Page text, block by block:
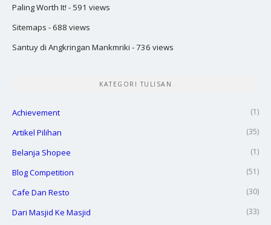
Paling Worth It! - 591 views
Sitemaps - 688 views
Santuy di Angkringan Mankmriki - 736 views
KATEGORI TULISAN
Achievement (1)
Artikel Pilihan (35)
Belanja Shopee (1)
Blog Competition (51)
Cafe Dan Resto (30)
Dari Masjid Ke Masjid (33)